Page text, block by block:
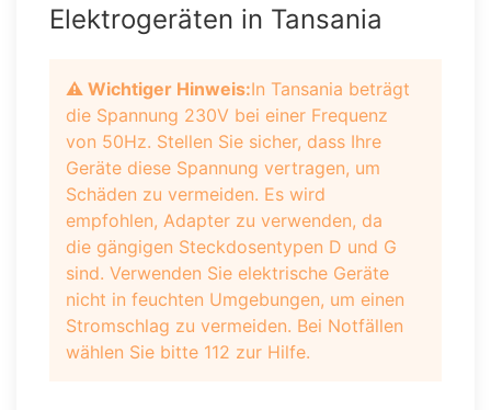
Elektrogeräten in Tansania
⚠️ Wichtiger Hinweis:In Tansania beträgt
die Spannung 230V bei einer Frequenz
von 50Hz. Stellen Sie sicher, dass Ihre
Geräte diese Spannung vertragen, um
Schäden zu vermeiden. Es wird
empfohlen, Adapter zu verwenden, da
die gängigen Steckdosentypen D und G
sind. Verwenden Sie elektrische Geräte
nicht in feuchten Umgebungen, um einen
Stromschlag zu vermeiden. Bei Notfällen
wählen Sie bitte 112 zur Hilfe.